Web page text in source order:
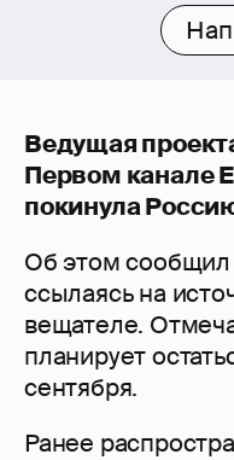
Ведущая
Первом канале
покинула
Об этом сообщил
ссылаясь на
вещателе.
планирует
сентября.
Ранее